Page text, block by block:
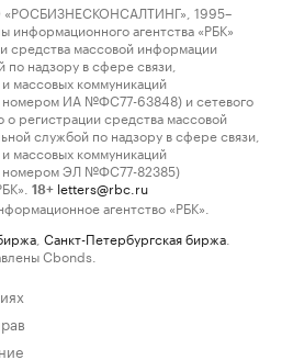
1995–
агентства «РБК»
средства массовой информации
надзору в сфере связи,
массовых коммуникаций
номером ИА №ФС77-63848) и сетевого
о регистрации средства массовой
службой по надзору в сфере связи,
массовых коммуникаций
номером ЭЛ №ФС77-82385)
18+ letters@rbc.ru
агентство «РБК».
Санкт-Петербургская биржа
Cbonds.